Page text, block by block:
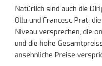
Natürlich sind auch die
Ollu und Francesc Prat,
Niveau versprechen, die
und die hohe
ansehnliche Preise